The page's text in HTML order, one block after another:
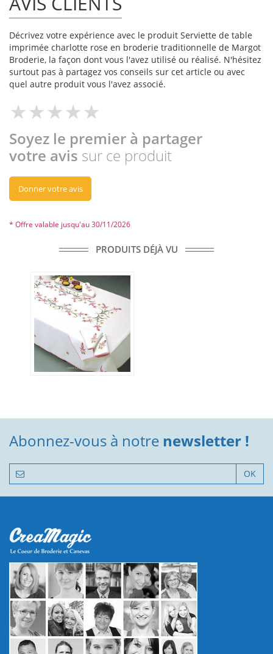
Décrivez votre expérience avec le produit Serviette de table
imprimée charlotte rose en broderie traditionnelle de Margot
Broderie, la façon dont vous l'avez utilisé ou réalisé. N'hésitez
surtout pas à partagez vos conseils sur cet article ou avec
quel autre produit vous l'avez associé.
Soyez le premier à partager
votre avis sur ce produit
Donner votre avis
* Offre valable jusqu'au 30/11/2026
PRODUITS DÉJÀ VU
Abonnez-vous à notre newsletter !
OK